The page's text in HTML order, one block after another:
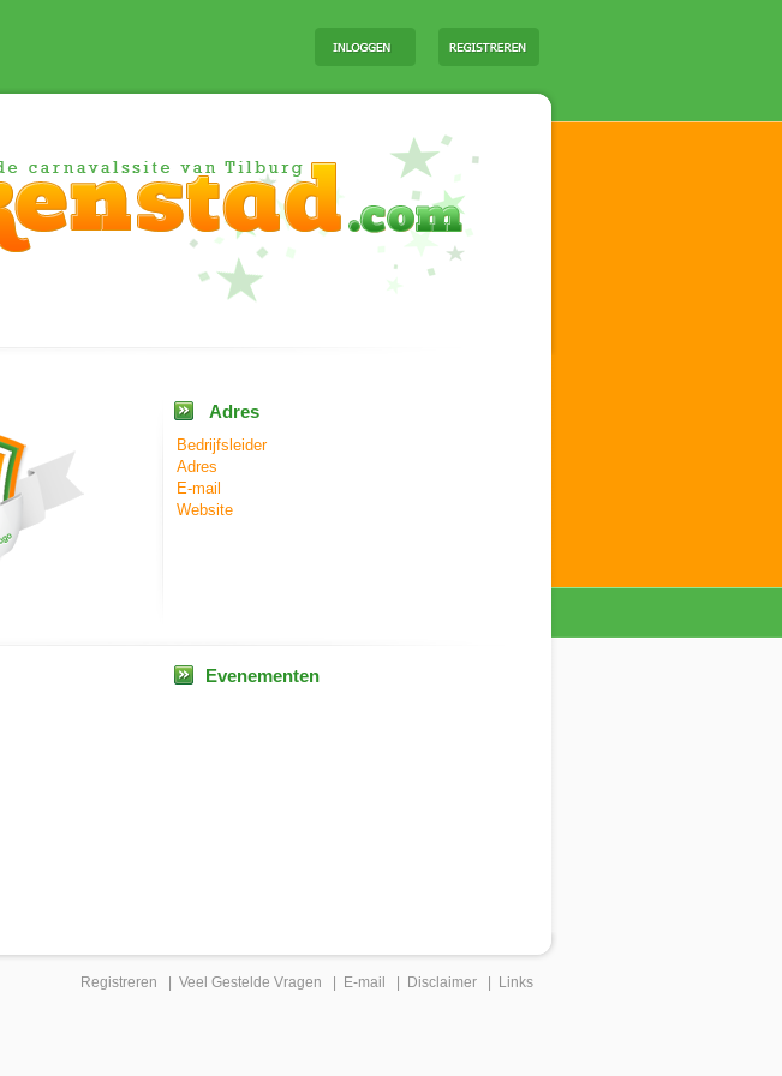
Adres
Bedrijfsleider
Adres
E-mail
Website
Evenementen
Registreren Veel Gestelde Vragen E-mail Disclaimer Links